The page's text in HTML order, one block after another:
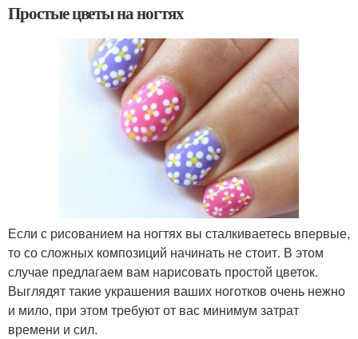
Простые цветы на ногтях
Если с рисованием на ногтях вы сталкиваетесь впервые,
то со сложных композиций начинать не стоит. В этом
случае предлагаем вам нарисовать простой цветок.
Выглядят такие украшения ваших ноготков очень нежно
и мило, при этом требуют от вас минимум затрат
времени и сил.